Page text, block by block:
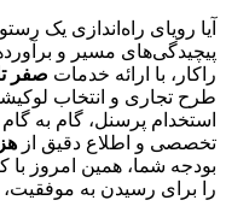
آیا رویای راه‌اندازی یک
پیچیدگی‌های مسیر و
راکار، با ارائه خدمات صفر
طرح تجاری و انتخاب
استخدام پرسنل، گام به
تخصصی و اطلاع دقیق از
بودجه شما، همین امروز با
را برای رسیدن به موفقیت،